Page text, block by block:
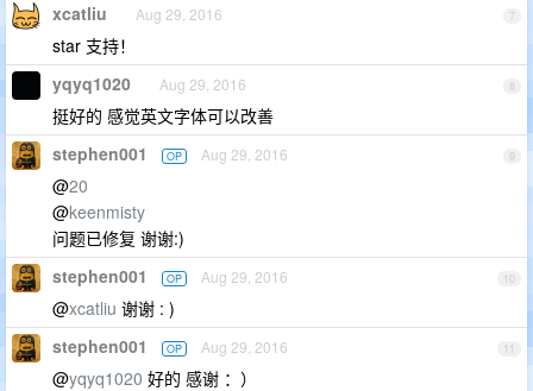
7
xcatliu Aug 29, 2016
star 支持！
8
yqyq1020 Aug 29, 2016
挺好的 感觉英文字体可以改善
9
stephen001 OP Aug 29, 2016
@20
@keenmisty
问题已修复 谢谢:)
10
stephen001 OP Aug 29, 2016
@xcatliu 谢谢 : )
11
stephen001 OP Aug 29, 2016
@yqyq1020 好的 感谢 ：）